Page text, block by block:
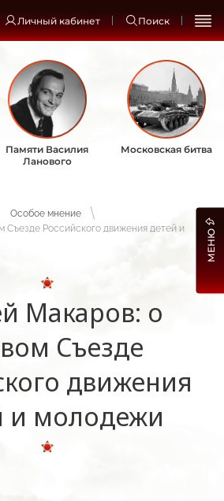
Личный кабинет Поиск
Памяти Василия
Ланового
Московская битва
Особое мнение
Съезде Российского движения детей и
Макаров: о
Съезде
движения
и молодежи
МЕНЮ